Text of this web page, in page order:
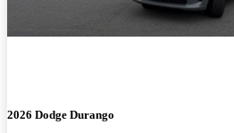
2026 Dodge Durango